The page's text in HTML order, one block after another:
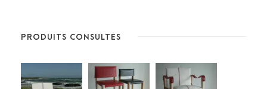
PRODUITS CONSULTÉS